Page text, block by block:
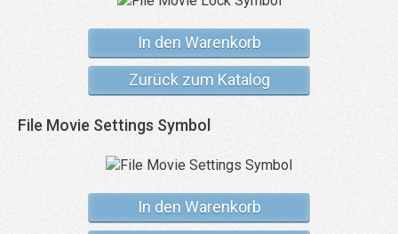
In den Warenkorb
Zurück zum Katalog
File Movie Settings Symbol
In den Warenkorb